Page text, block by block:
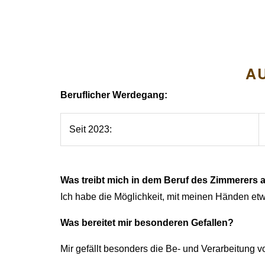
Beruflicher Werdegang:
Seit 2023:
Was treibt mich in dem Beruf des Zimmerers
Ich habe die Möglichkeit, mit meinen Händen
Was bereitet mir besonderen Gefallen?
Mir gefällt besonders die Be- und Verarbeitung